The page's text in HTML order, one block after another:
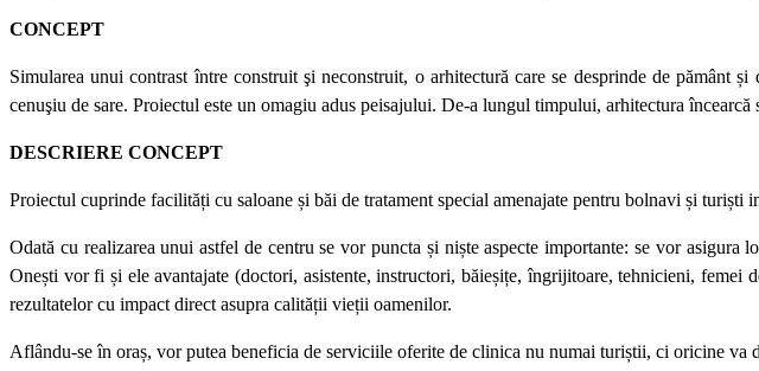
CONCEPT
Simularea unui contrast între construit şi neconstruit, o arhitectură care se desprinde de pământ
cenuşiu de sare. Proiectul este un omagiu adus peisajului. De-a lungul timpului, arhitectura încearcă
DESCRIERE CONCEPT
Proiectul cuprinde facilități cu saloane și băi de tratament special amenajate pentru bolnavi și turiști
Odată cu realizarea unui astfel de centru se vor puncta și niște aspecte importante: se vor asigura
Onești vor fi și ele avantajate (doctori, asistente, instructori, băieșițe, îngrijitoare, tehnicieni,
rezultatelor cu impact direct asupra calității vieții oamenilor.
Aflându-se în oraș, vor putea beneficia de serviciile oferite de clinica nu numai turiștii, ci oricine va